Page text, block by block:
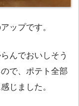
ップです。
んでおいしそう
で、ポテト全部
じました。